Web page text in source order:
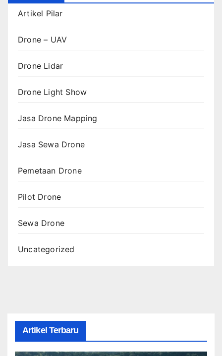
Artikel Pilar
Drone – UAV
Drone Lidar
Drone Light Show
Jasa Drone Mapping
Jasa Sewa Drone
Pemetaan Drone
Pilot Drone
Sewa Drone
Uncategorized
Artikel Terbaru